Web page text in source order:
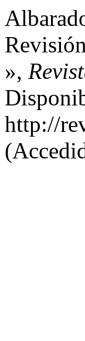
»,
http://